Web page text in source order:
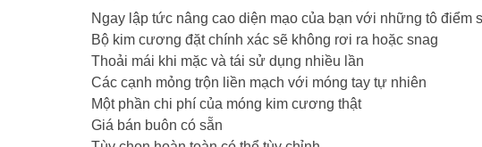
Ngay lập tức nâng cao diện mạo của bạn với những tô điểm
Bộ kim cương đặt chính xác sẽ không rơi ra hoặc snag
Thoải mái khi mặc và tái sử dụng nhiều lần
Các cạnh mỏng trộn liền mạch với móng tay tự nhiên
Một phần chi phí của móng kim cương thật
Giá bán buôn có sẵn